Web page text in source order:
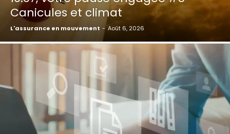
Canicules et climat
L'assurance en mouvement - Août 6, 2026